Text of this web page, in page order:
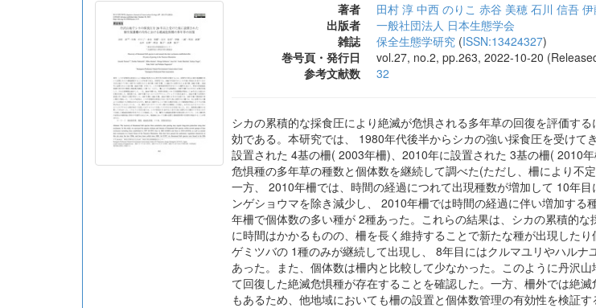
著者 田村 淳 中西 のりこ 赤谷 美穂 石川 信吾
出版者
一般社団法人 日本生態学会
雑誌
保全生態学研究 (ISSN:13424327)
巻号頁・発行日
vol.27, no.2, pp.263, 2022-10-20
参考文献数
32
シカの累積的な採食圧により絶滅が危惧される多年草の回復を評価す
効である。本研究では、 1980年代後半からシカの強い採食圧を受け
設置された 4基の柵( 2003年柵)、2010年に設置された 3基の柵( 2010
危惧種の多年草の種数と個体数を継続して調べた(ただし、柵により不
一方、 2010年柵では、時間の経過につれて出現種数が増加して 10年
ンゲショウマを除き減少し、 2010年柵では時間の経過に伴い増加す
年柵で個体数の多い種が 2種あった。これらの結果は、シカの累積的
に時間はかかるものの、柵を長く維持することで新たな種が出現した
ゲミツバの 1種のみが継続して出現し、 8年目にはクルマユリやハル
あった。また、個体数は柵内と比較して少なかった。このように丹沢
て回復した絶滅危惧種が存在することを確認した。一方、柵外では絶
もあるため、他地域においても柵の設置と個体数管理の有効性を検証す